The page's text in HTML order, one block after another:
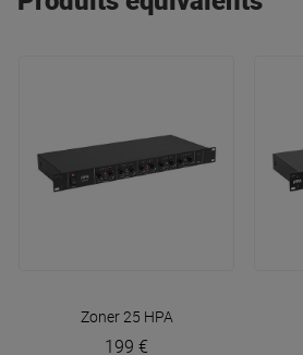
Zoner 25 HPA
199 €